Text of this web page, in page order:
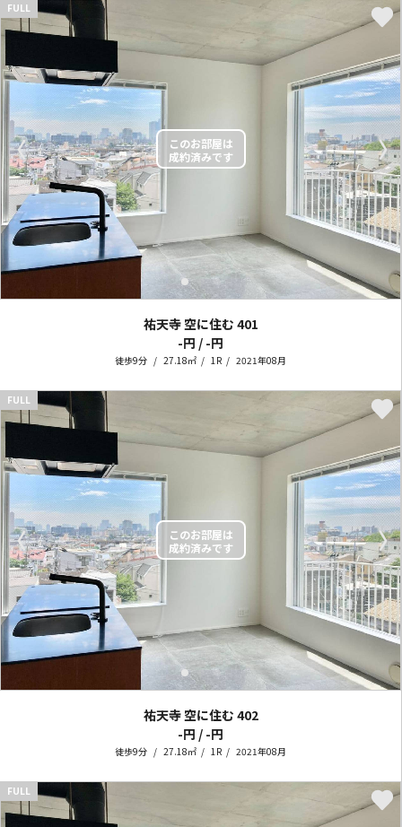
〈 〉
FULL
祐天寺 空に住む 401
-円 / -円
徒歩9分 27.18㎡ 1R 2021年08月
〈 〉
FULL
祐天寺 空に住む 402
-円 / -円
徒歩9分 27.18㎡ 1R 2021年08月
FULL